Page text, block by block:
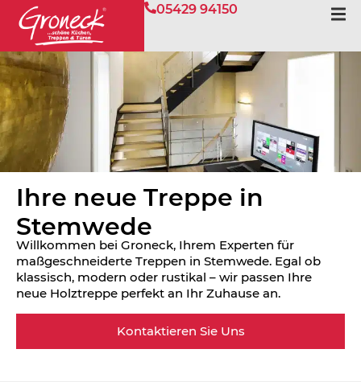
05429 94150
Ihre neue Treppe in
Stemwede
Willkommen bei Groneck, Ihrem Experten für
maßgeschneiderte Treppen in Stemwede. Egal ob
klassisch, modern oder rustikal – wir passen Ihre
neue Holztreppe perfekt an Ihr Zuhause an.
Kontaktieren Sie Uns